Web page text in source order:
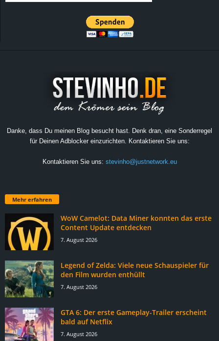
Danke, dass Du meinen Blog besucht hast. Denk dran, eine Sonderregel
für Deinen Adblocker einzurichten. Kontaktieren Sie uns:
Kontaktieren Sie uns: stevinho@justnetwork.eu
Mehr erfahren
WoW Camelot: Data Miner konnten das erste
Content Update entdecken
7. August 2026
Legend of Zelda: Viele neue Schauspieler für
den Film wurden enthüllt
7. August 2026
GTA 6: Der erste Gameplay-Trailer erscheint
bald auf Netflix
7. August 2026